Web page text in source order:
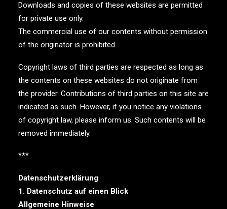
Downloads and copies of these websites are permitted
for private use only.
The commercial use of our contents without permission
of the originator is prohibited.
Copyright laws of third parties are respected as long as
the contents on these websites do not originate from
the provider. Contributions of third parties on this site are
indicated as such. However, if you notice any violations
of copyright law, please inform us. Such contents will be
removed immediately.
***
Datenschutzerklärung
1. Datenschutz auf einen Blick
Allgemeine Hinweise